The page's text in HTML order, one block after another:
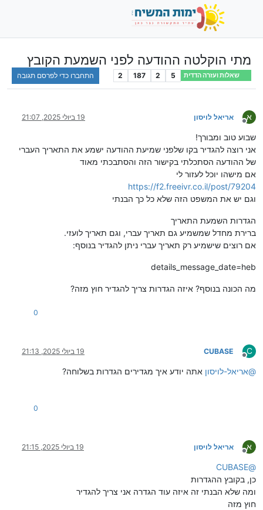
מתי הוקלטה ההודעה לפני השמעת הקובץ
שאלות ועזרה הדדית 5
2
187
2 התחברו כדי לפרסם תגובה
א
מנותק
אריאל לויסון 19 ביולי 2025, 21:07
שבוע טוב ומבורך!
אני רוצה להגדיר בקו שלפני שמיעת ההודעה ישמע את התאריך העברי
של ההודעה הסתכלתי בקישור הזה והסתבכתי מאוד
אם מישהו יוכל לעזור לי
https://f2.freeivr.co.il/post/79204
וגם יש את המשפט הזה שלא כל כך הבנתי
הגדרות השמעת התאריך
ברירת מחדל שמשמיע גם תאריך עברי, וגם תאריך לועזי.
אם רוצים שישמיע רק תאריך עברי ניתן להגדיר בנוסף:
details_message_date=heb
מה הכונה בנוסף? איזה הגדרות צריך להגדיר חוץ מזה?
0
C
מנותק
CUBASE 19 ביולי 2025, 21:13
@אריאל-לויסון אתה יודע איך מגדירים הגדרות בשלוחה?
0
א
מנותק
אריאל לויסון 19 ביולי 2025, 21:15
@
CUBASE
כן, בקובץ ההגדרות
ומה שלא הבנתי זה איזה עוד הגדרה אני צריך להגדיר
חוץ מזה